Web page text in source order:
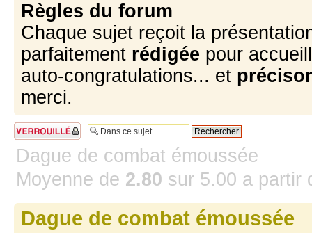
Règles du forum
Chaque sujet reçoit la
parfaitement rédigée pour
auto-congratulations... et
merci.
Sujet verrouillé
Dague de combat émoussée
Moyenne de 2.80 sur 5.00 a partir
Dague de combat émoussée